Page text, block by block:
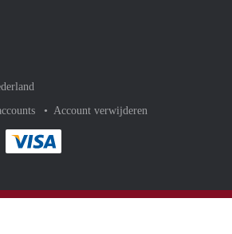
Account verwijderen
met Paypalaf met Mastercard
rekent gemakkelijk af met Meastro